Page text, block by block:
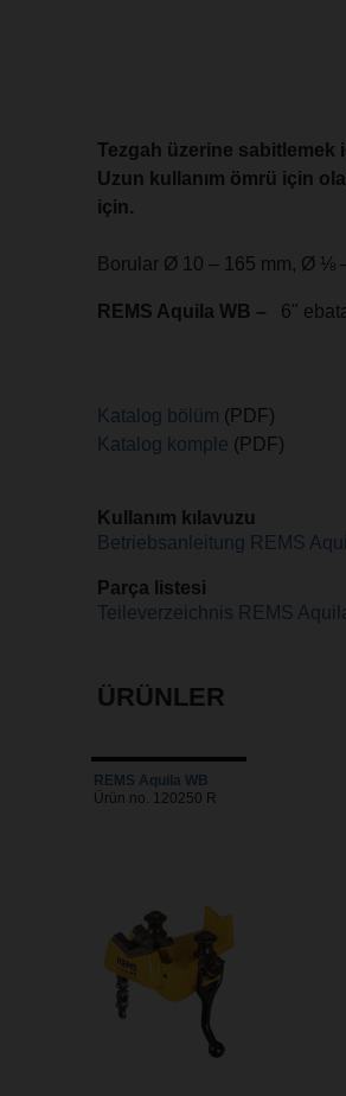
Tezgah üzerine
Uzun kullanım ömrü için
için.
Borular Ø 10 – 165 mm, Ø ⅛
REMS Aquila WB – 6"
Katalog bölüm (PDF)
Katalog komple (PDF)
Kullanım kılavuzu
Betriebsanleitung REMS
Parça listesi
Teileverzeichnis REMS
ÜRÜNLER
REMS Aquila WB
Ürün no. 120250 R